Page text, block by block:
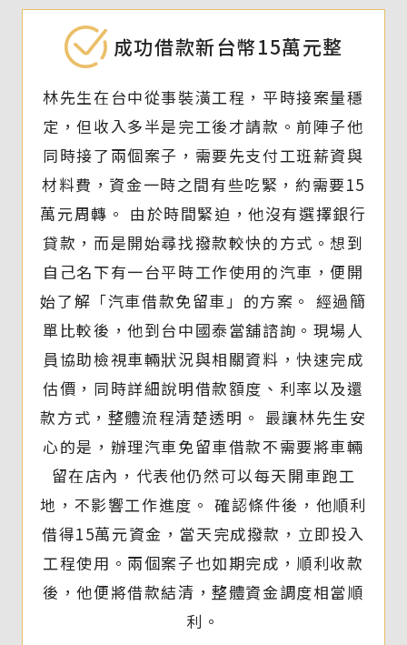
成功借款新台幣15萬元整
林先生在台中從事裝潢工程，平時接案量穩
定，但收入多半是完工後才請款。前陣子他
同時接了兩個案子，需要先支付工班薪資與
材料費，資金一時之間有些吃緊，約需要15
萬元周轉。 由於時間緊迫，他沒有選擇銀行
貸款，而是開始尋找撥款較快的方式。想到
自己名下有一台平時工作使用的汽車，便開
始了解「汽車借款免留車」的方案。 經過簡
單比較後，他到台中國泰當舖諮詢。現場人
員協助檢視車輛狀況與相關資料，快速完成
估價，同時詳細說明借款額度、利率以及還
款方式，整體流程清楚透明。 最讓林先生安
心的是，辦理汽車免留車借款不需要將車輛
留在店內，代表他仍然可以每天開車跑工
地，不影響工作進度。 確認條件後，他順利
借得15萬元資金，當天完成撥款，立即投入
工程使用。兩個案子也如期完成，順利收款
後，他便將借款結清，整體資金調度相當順
利。